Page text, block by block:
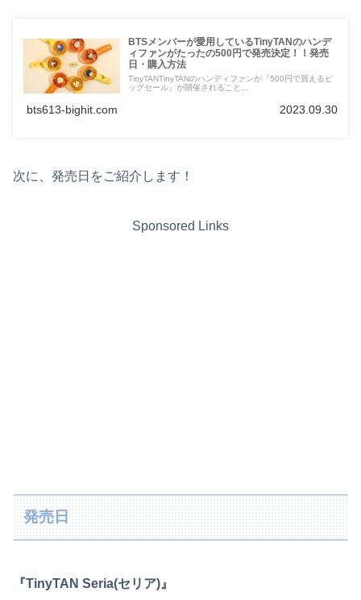
BTSメンバーが愛用しているTinyTANのハンデ
ィファンがたったの500円で発売決定！！発売
日・購入方法
TinyTANTinyTANのハンディファンが『500円で買えるビ
ッグセール』が開催されること...
bts613-bighit.com 2023.09.30
次に、発売日をご紹介します！
Sponsored Links
発売日
『TinyTAN Seria(セリア)』